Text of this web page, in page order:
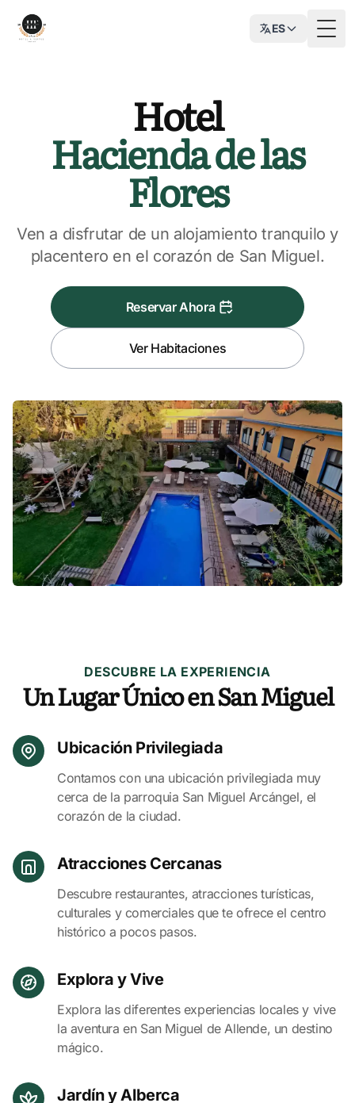
ES
Hotel
Hacienda de las
Flores
Ven a disfrutar de un alojamiento tranquilo y
placentero en el corazón de San Miguel.
Reservar Ahora
Ver Habitaciones
DESCUBRE LA EXPERIENCIA
Un Lugar Único en San Miguel
Ubicación Privilegiada
Contamos con una ubicación privilegiada muy
cerca de la parroquia San Miguel Arcángel, el
corazón de la ciudad.
Atracciones Cercanas
Descubre restaurantes, atracciones turísticas,
culturales y comerciales que te ofrece el centro
histórico a pocos pasos.
Explora y Vive
Explora las diferentes experiencias locales y vive
la aventura en San Miguel de Allende, un destino
mágico.
Jardín y Alberca